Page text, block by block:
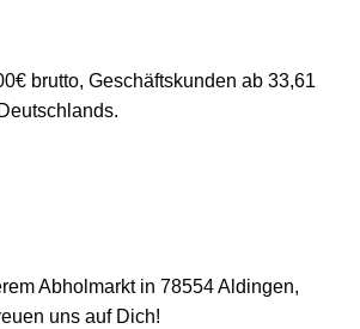
brutto, Geschäftskunden ab 33,61
Abholmarkt in 78554 Aldingen,
uns auf Dich!